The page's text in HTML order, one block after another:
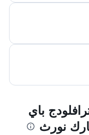
باي
نورث